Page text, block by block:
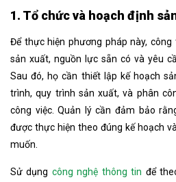
1. Tổ chức và hoạch định
Để thực hiện phương pháp này,
sản xuất, nguồn lực sẵn có và yêu
Sau đó, họ cần thiết lập kế hoạch
trình, quy trình sản xuất, và phân
công việc. Quản lý cần đảm bảo
được thực hiện theo đúng kế hoạch
muốn.
Sử dụng công nghệ thông tin để